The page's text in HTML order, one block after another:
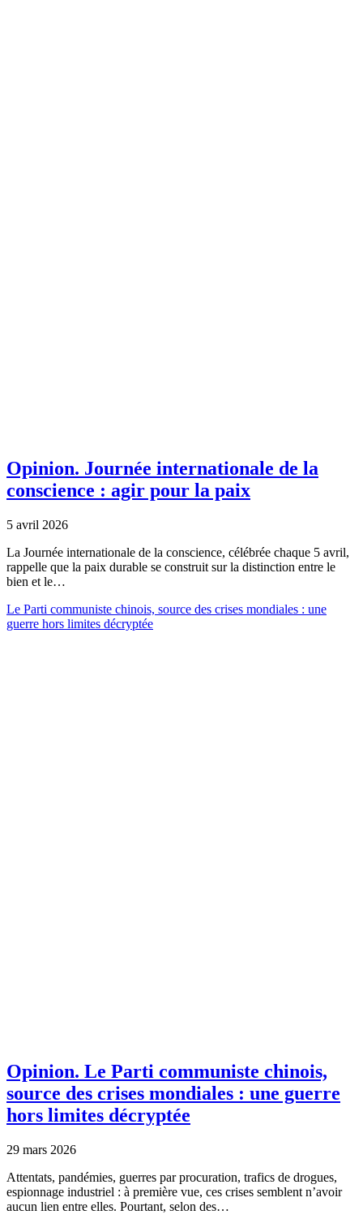
Opinion. Journée internationale de la
conscience : agir pour la paix
5 avril 2026
La Journée internationale de la conscience, célébrée chaque 5 avril,
rappelle que la paix durable se construit sur la distinction entre le
bien et le…
Le Parti communiste chinois, source des crises mondiales : une
guerre hors limites décryptée
Opinion. Le Parti communiste chinois,
source des crises mondiales : une guerre
hors limites décryptée
29 mars 2026
Attentats, pandémies, guerres par procuration, trafics de drogues,
espionnage industriel : à première vue, ces crises semblent n’avoir
aucun lien entre elles. Pourtant, selon des…